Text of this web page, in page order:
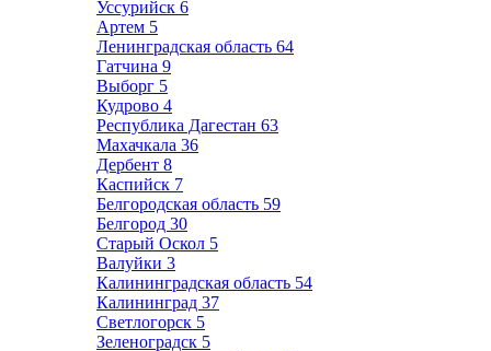
Уссурийск 6
Артем 5
Ленинградская область 64
Гатчина 9
Выборг 5
Кудрово 4
Республика Дагестан 63
Махачкала 36
Дербент 8
Каспийск 7
Белгородская область 59
Белгород 30
Старый Оскол 5
Валуйки 3
Калининградская область 54
Калининград 37
Светлогорск 5
Зеленоградск 5